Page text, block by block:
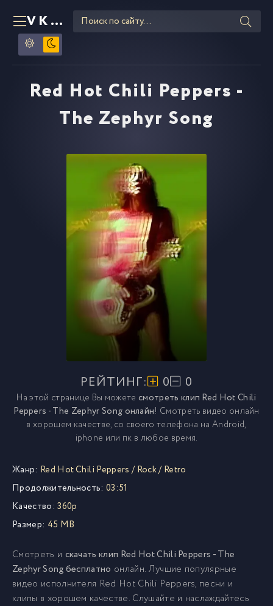
VKLIPE RU
Red Hot Chili Peppers -
The Zephyr Song
РЕЙТИНГ: 0 0
На этой странице Вы можете смотреть клип Red Hot Chili
Peppers - The Zephyr Song онлайн! Смотреть видео онлайн
в хорошем качестве, со своего телефона на Android,
iphone или пк в любое время.
Жанр: Red Hot Chili Peppers / Rock/ Retro
Продолжительность: 03:51
Качество: 360p
Размер: 45 MB
Смотреть и скачать клип Red Hot Chili Peppers - The
Zephyr Song бесплатно онлайн. Лучшие популярные
видео исполнителя Red Hot Chili Peppers, песни и
клипы в хорошем качестве. Слушайте и наслаждайтесь